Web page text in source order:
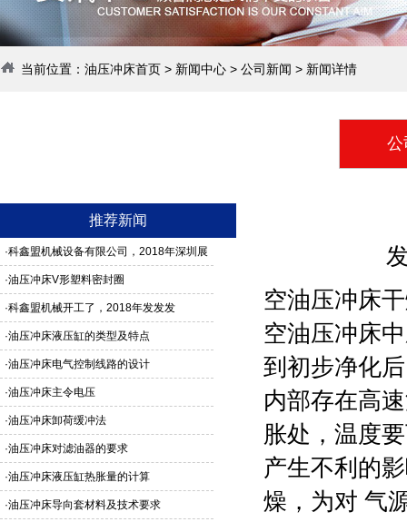
当前位置： 油压冲床首页 > 新闻中心 > 公司新闻 > 新闻详情
公
推荐新闻
·科鑫盟机械设备有限公司，2018年深圳展
馆3G24号，欢迎新老客户莅临参观
·油压冲床V形塑料密封圈
·科鑫盟机械开工了，2018年发发发
·油压冲床液压缸的类型及特点
·油压冲床电气控制线路的设计
·油压冲床主令电压
·油压冲床卸荷缓冲法
·油压冲床对滤油器的要求
·油压冲床液压缸热胀量的计算
·油压冲床导向套材料及技术要求
空油压冲床
空油压冲床
到初步净化
内部存在高
胀处，温度
产生不利的
燥，为对 气